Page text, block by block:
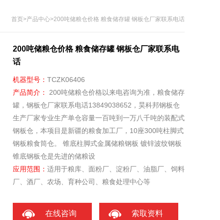
首页>产品中心>200吨储粮仓价格 粮食储存罐 钢板仓厂家联系电话
200吨储粮仓价格 粮食储存罐 钢板仓厂家联系电
话
机器型号： TCZK06406
产品简介：
200吨储粮仓价格以来电咨询为准，粮食储存
罐，钢板仓厂家联系电话13849038652，昊科邦钢板仓
生产厂家专业生产单仓容量一百吨到一万八千吨的装配式
钢板仓，本项目是新疆的粮食加工厂，10座300吨柱脚式
钢板粮食筒仓。 锥底柱脚式金属储粮钢板 镀锌波纹钢板
锥底钢板仓是先进的储粮设
应用范围： 适用于粮库、面粉厂、淀粉厂、油脂厂、饲料
厂、酒厂、农场、育种公司、粮食处理中心等
在线咨询 索取资料